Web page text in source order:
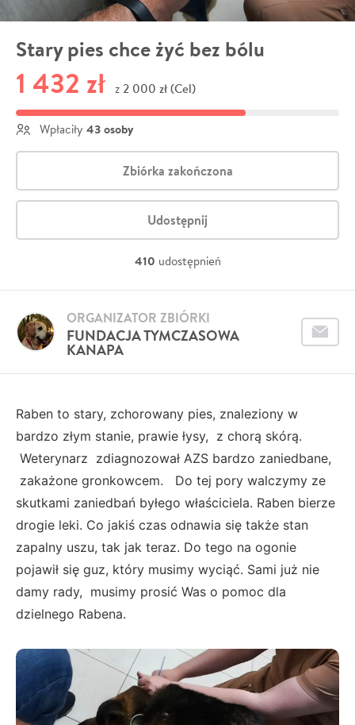
Stary pies chce żyć bez bólu
1 432 zł z 2 000 zł (Cel)
Wpłaciły 43 osoby
Zbiórka zakończona
Udostępnij
410 udostępnień
FUNDACJA TYMCZASOWA
KANAPA
ORGANIZATOR ZBIÓRKI
Raben to stary, zchorowany pies, znaleziony w
bardzo złym stanie, prawie łysy, z chorą skórą.
Weterynarz zdiagnozował AZS bardzo zaniedbane,
zakażone gronkowcem. Do tej pory walczymy ze
skutkami zaniedbań byłego właściciela. Raben bierze
drogie leki. Co jakiś czas odnawia się także stan
zapalny uszu, tak jak teraz. Do tego na ogonie
pojawił się guz, który musimy wyciąć. Sami już nie
damy rady, musimy prosić Was o pomoc dla
dzielnego Rabena.